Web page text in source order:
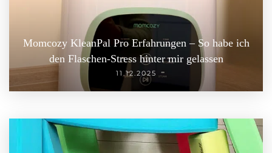
Momcozy KleanPal Pro Erfahrungen – So habe ich
den Flaschen-Stress hinter mir gelassen
11.12.2025